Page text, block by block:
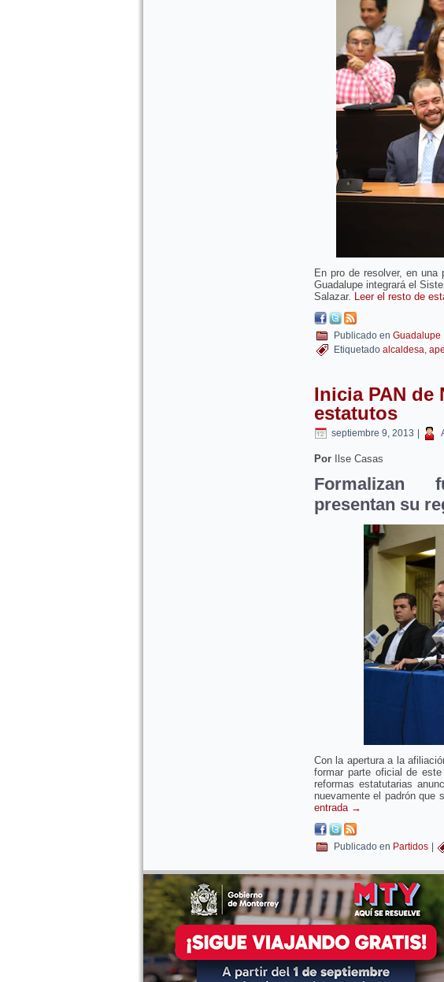
En pro de resolver, en una
Guadalupe integrará el
Salazar. Leer el resto de
Publicado en Guadalupe
Etiquetado alcaldesa,
Inicia PAN de
estatutos
septiembre 9, 2013
Por Ilse Casas
Formalizan
presentan su
Con la apertura a la
formar parte oficial de
reformas estatutarias
nuevamente el padrón que
entrada →
Publicado en Partidos